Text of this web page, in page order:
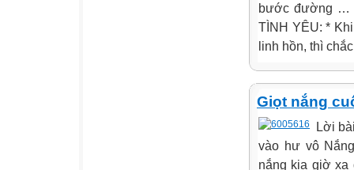
bước đường …
TÌNH YÊU: *
linh hồn, thì
Giọt nắng
Lời
vào hư vô
nắng kia giờ xa